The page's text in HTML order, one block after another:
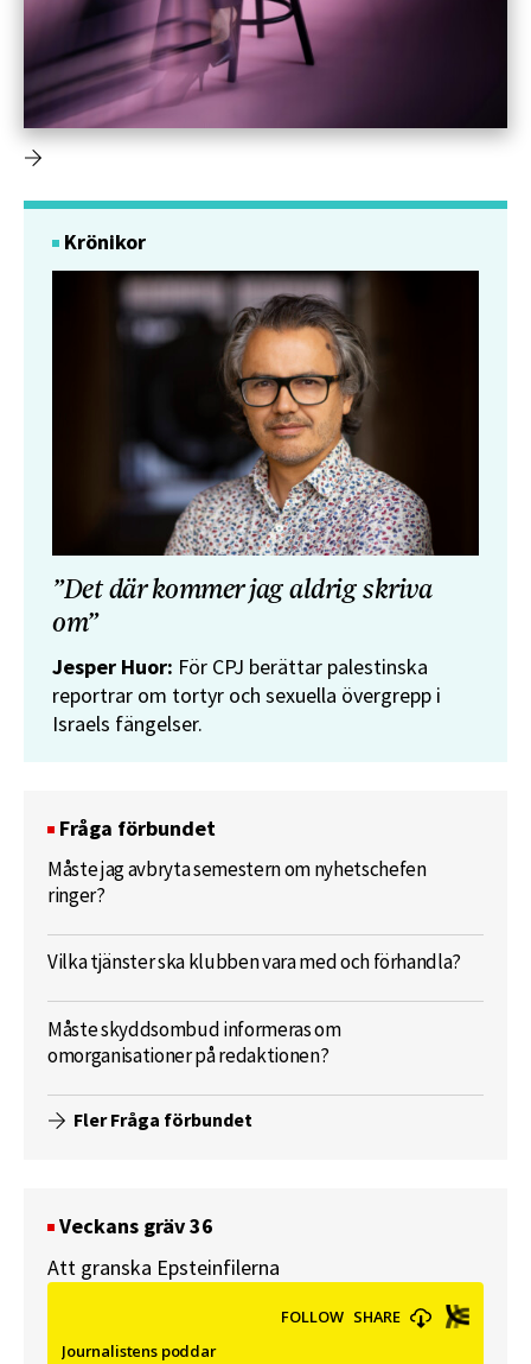
Krönikor
”Det där kommer jag aldrig skriva
om”
Jesper Huor: För CPJ berättar palestinska
reportrar om tortyr och sexuella övergrepp i
Israels fängelser.
Fråga förbundet
Måste jag avbryta semestern om nyhetschefen
ringer?
Vilka tjänster ska klubben vara med och förhandla?
Måste skyddsombud informeras om
omorganisationer på redaktionen?
Fler Fråga förbundet
Veckans gräv 36
Att granska Epsteinfilerna